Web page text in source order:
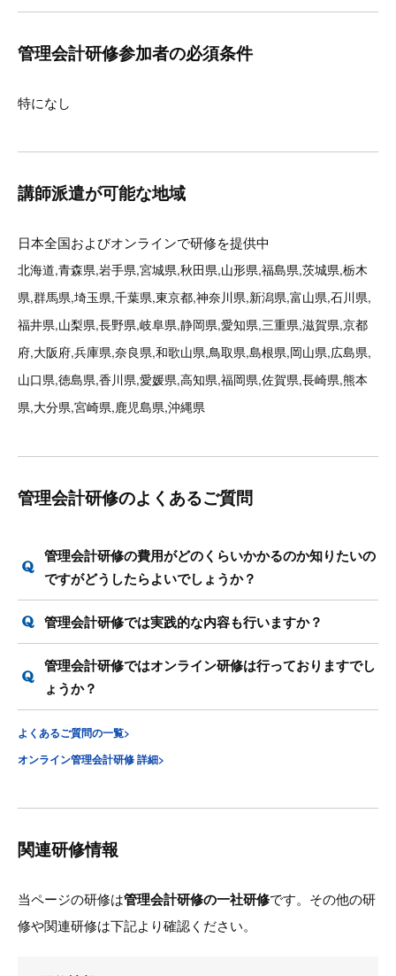
管理会計研修参加者の必須条件
特になし
講師派遣が可能な地域
日本全国およびオンラインで研修を提供中
北海道,青森県,岩手県,宮城県,秋田県,山形県,福島県,茨城県,栃木
県,群馬県,埼玉県,千葉県,東京都,神奈川県,新潟県,富山県,石川県,
福井県,山梨県,長野県,岐阜県,静岡県,愛知県,三重県,滋賀県,京都
府,大阪府,兵庫県,奈良県,和歌山県,鳥取県,島根県,岡山県,広島県,
山口県,徳島県,香川県,愛媛県,高知県,福岡県,佐賀県,長崎県,熊本
県,大分県,宮崎県,鹿児島県,沖縄県
管理会計研修のよくあるご質問
管理会計研修の費用がどのくらいかかるのか知りたいの
ですがどうしたらよいでしょうか？
管理会計研修では実践的な内容も行いますか？
管理会計研修ではオンライン研修は行っておりますでし
ょうか？
よくあるご質問の一覧>
オンライン管理会計研修 詳細>
関連研修情報
当ページの研修は管理会計研修の一社研修です。その他の研
修や関連研修は下記より確認ください。